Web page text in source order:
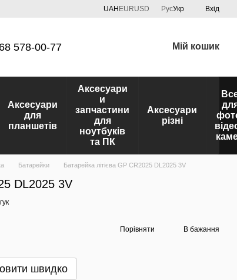
UAH EURUSD РусУкр Вхід
578-00-77 Мій кошик
Аксесуари
для
планшетів
Аксесуари
и
запчастини
для
ноутбуків
та ПК
Аксесуари
різні
Батарейки Батарейка літієва GP CR2025 DL2025 3V
DL2025 3V
Порівняти В бажання
швидко